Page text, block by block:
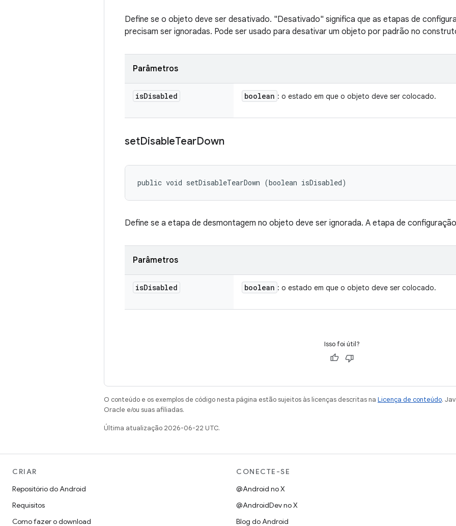
Define se o objeto deve ser desativado. "Desativado" significa que as etapas de
precisam ser ignoradas. Pode ser usado para desativar um objeto por padrão no
Parâmetros
isDisabled boolean : o estado em que o objeto deve ser colocado.
setDisableTearDown
public void setDisableTearDown (boolean isDisabled)
Define se a etapa de desmontagem no objeto deve ser ignorada. A etapa de
Parâmetros
isDisabled boolean : o estado em que o objeto deve ser colocado.
Isso foi útil?
O conteúdo e os exemplos de código nesta página estão sujeitos às licenças descritas na Licença de conteúdo.
Oracle e/ou suas afiliadas.
Última atualização 2026-06-22 UTC.
CRIAR
Repositório do Android
Requisitos
Como fazer o download
CONECTE-SE
@Android no X
@AndroidDev no X
Blog do Android